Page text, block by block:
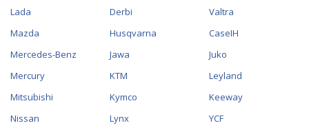
Lada
Mazda
Mercedes-Benz
Mercury
Mitsubishi
Nissan
Derbi
Husqvarna
Jawa
KTM
Kymco
Lynx
Valtra
CaseIH
Juko
Leyland
Keeway
YCF